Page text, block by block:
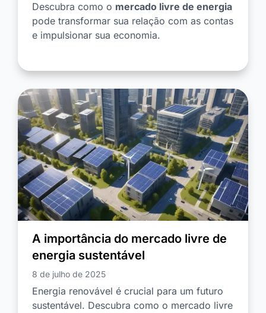
Descubra como o mercado livre de energia
pode transformar sua relação com as contas
e impulsionar sua economia.
A importância do mercado livre de
energia sustentável
8 de julho de 2025
Energia renovável é crucial para um futuro
sustentável. Descubra como o mercado livre